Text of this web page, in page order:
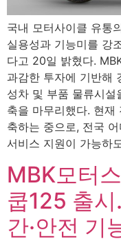
국내 모터사이클 유통
실용성과 기능미를 강
다고 20일 밝혔다.
과감한 투자에 기반해
성차 및 부품 물류시
축을 마무리했다. 현재
축하는 중으로, 전국
서비스 지원이 가능하
MBK모터
쿱125 출
간·안전 기